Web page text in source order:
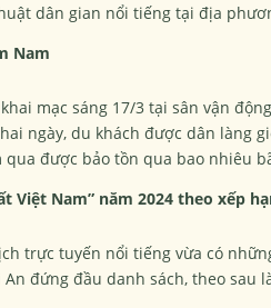
dân gian nổi tiếng tại địa
Nam
mạc sáng 17/3 tại sân vận
ngày, du khách được dân làng
được bảo tồn qua bao nhiêu
Việt Nam” năm 2024 theo xếp
trực tuyến nổi tiếng vừa có
đứng đầu danh sách, theo sau